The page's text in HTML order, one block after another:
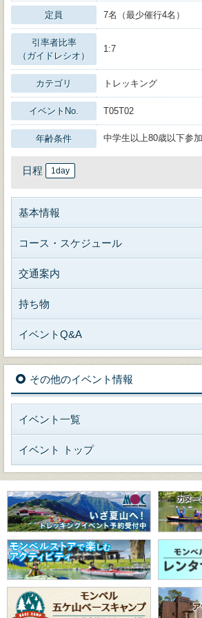
定員 7名（最少催行4名）
引率者比率
（ガイドレシオ）
1:7
カテゴリ トレッキング
イベントNo. T05T02
年齢条件 中学生以上80歳以下参
日程 1day
基本情報
コース・スケジュール
交通案内
持ち物
イベントQ&A
その他のイベント情報
イベント一覧
イベント トップ